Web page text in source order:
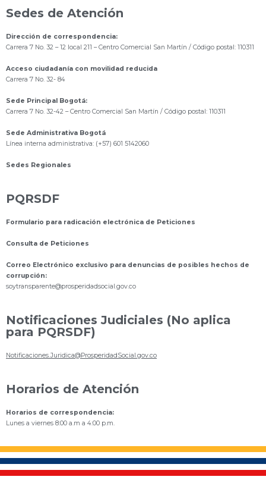
Sedes de Atención
Dirección de correspondencia:
Carrera 7 No. 32 – 12 local 211 – Centro Comercial San Martín / Código postal: 110311
Acceso ciudadanía con movilidad reducida
Carrera 7 No. 32- 84
Sede Principal Bogotá:
Carrera 7 No. 32-42 – Centro Comercial San Martín / Código postal: 110311
Sede Administrativa Bogotá
Línea interna administrativa: (+57) 601 5142060
Sedes Regionales
PQRSDF
Formulario para radicación electrónica de Peticiones
Consulta de Peticiones
Correo Electrónico exclusivo para denuncias de posibles hechos de
corrupción:
soytransparente@prosperidadsocial.gov.co
Notificaciones Judiciales (No aplica
para PQRSDF)
Notificaciones.Juridica@ProsperidadSocial.gov.co
Horarios de Atención
Horarios de correspondencia:
Lunes a viernes 8:00 a.m a 4:00 p.m.